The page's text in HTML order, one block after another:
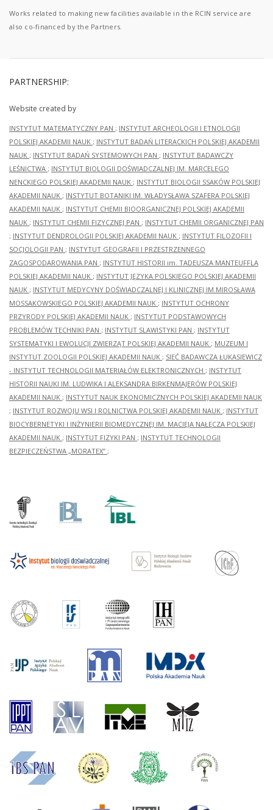
Works related to making new facilities available in the RCIN service are
also co-financed by the Partners.
PARTNERSHIP:
Website created by
INSTYTUT MATEMATYCZNY PAN ; INSTYTUT ARCHEOLOGII I ETNOLOGII
POLSKIEJ AKADEMII NAUK ; INSTYTUT BADAŃ LITERACKICH POLSKIEJ AKADEMII
NAUK ; INSTYTUT BADAŃ SYSTEMOWYCH PAN ; INSTYTUT BADAWCZY
LEŚNICTWA ; INSTYTUT BIOLOGII DOŚWIADCZALNEJ IM. MARCELEGO
NENCKIEGO POLSKIEJ AKADEMII NAUK ; INSTYTUT BIOLOGII SSAKÓW POLSKIEJ
AKADEMII NAUK ; INSTYTUT BOTANIKI IM. WŁADYSŁAWA SZAFERA POLSKIEJ
AKADEMII NAUK ; INSTYTUT CHEMII BIOORGANICZNEJ POLSKIEJ AKADEMII
NAUK ; INSTYTUT CHEMII FIZYCZNEJ PAN ; INSTYTUT CHEMII ORGANICZNEJ PAN
; INSTYTUT DENDROLOGII POLSKIEJ AKADEMII NAUK ; INSTYTUT FILOZOFII I
SOCJOLOGII PAN ; INSTYTUT GEOGRAFII I PRZESTRZENNEGO
ZAGOSPODAROWANIA PAN ; INSTYTUT HISTORII im. TADEUSZA MANTEUFFLA
POLSKIEJ AKADEMII NAUK ; INSTYTUT JĘZYKA POLSKIEGO POLSKIEJ AKADEMII
NAUK ; INSTYTUT MEDYCYNY DOŚWIADCZALNEJ I KLINICZNEJ IM.MIROSŁAWA
MOSSAKOWSKIEGO POLSKIEJ AKADEMII NAUK ; INSTYTUT OCHRONY
PRZYRODY POLSKIEJ AKADEMII NAUK ; INSTYTUT PODSTAWOWYCH
PROBLEMÓW TECHNIKI PAN ; INSTYTUT SLAWISTYKI PAN ; INSTYTUT
SYSTEMATYKI I EWOLUCJI ZWIERZĄT POLSKIEJ AKADEMII NAUK ; MUZEUM I
INSTYTUT ZOOLOGII POLSKIEJ AKADEMII NAUK ; SIEĆ BADAWCZA ŁUKASIEWICZ
- INSTYTUT TECHNOLOGII MATERIAŁÓW ELEKTRONICZNYCH ; INSTYTUT
HISTORII NAUKI IM. LUDWIKA I ALEKSANDRA BIRKENMAJERÓW POLSKIEJ
AKADEMII NAUK ; INSTYTUT NAUK EKONOMICZNYCH POLSKIEJ AKADEMII NAUK
; INSTYTUT ROZWOJU WSI I ROLNICTWA POLSKIEJ AKADEMII NAUK ; INSTYTUT
BIOCYBERNETYKI I INŻYNIERII BIOMEDYCZNEJ IM. MACIEJA NAŁĘCZA POLSKIEJ
AKADEMII NAUK ; INSTYTUT FIZYKI PAN ; INSTYTUT TECHNOLOGII
BEZPIECZEŃSTWA „MORATEX” ;